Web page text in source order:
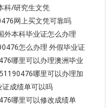
科/研究生文凭
网上买文凭可靠吗
本科毕业证怎么办理
怎么办理 外假毕业证
哪里可以办理澳洲毕业
哪里可以办理加
成绩单可以吗
哪里可以修改成绩单